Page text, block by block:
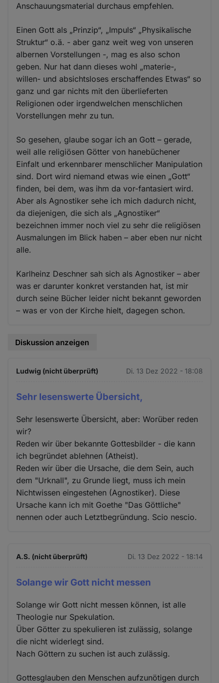
Anschauungsmaterial durchaus empfehlen.
Einen Gott als „Prinzip“, „Impuls“ „Physikalische
Struktur“ o.ä. - aber ganz weit weg von unseren
albernen Vorstellungen -, mag es also schon
geben. Nur hat dann dieses wohl „materie-,
willen- und absichtsloses erschaffendes Etwas“ so
ganz und gar nichts mit den überlieferten
Religionen oder irgendwelchen menschlichen
Vorstellungen mehr zu tun.
So gesehen, glaube sogar ich an Gott – gerade,
weil alle religiösen Götter von hanebüchener
Einfalt und erkennbarer menschlicher Manipulation
sind. Dort wird niemand etwas wie einen „Gott“
finden, bei dem, was ihm da vor-fantasiert wird.
Aber als Agnostiker sehe ich mich dadurch nicht,
da diejenigen, die sich als „Agnostiker“
bezeichnen immer noch viel zu sehr die religiösen
Ausmalungen im Blick haben – aber eben nur nicht
alle.
Karlheinz Deschner sah sich als Agnostiker – aber
was er darunter konkret verstanden hat, ist mir
durch seine Bücher leider nicht bekannt geworden
– was er von der Kirche hielt, dagegen schon.
Diskussion anzeigen
Ludwig (nicht überprüft) Di. 13 Dez 2022 - 18:08
Sehr lesenswerte Übersicht,
Sehr lesenswerte Übersicht, aber: Worüber reden
wir?
Reden wir über bekannte Gottesbilder - die kann
ich begründet ablehnen (Atheist).
Reden wir über die Ursache, die dem Sein, auch
dem "Urknall", zu Grunde liegt, muss ich mein
Nichtwissen eingestehen (Agnostiker). Diese
Ursache kann ich mit Goethe "Das Göttliche"
nennen oder auch Letztbegründung. Scio nescio.
A.S. (nicht überprüft) Di. 13 Dez 2022 - 18:14
Solange wir Gott nicht messen
Solange wir Gott nicht messen können, ist alle
Theologie nur Spekulation.
Über Götter zu spekulieren ist zulässig, solange
die nicht widerlegt sind.
Nach Göttern zu suchen ist auch zulässig.
Gottesglauben den Menschen aufzunötigen durch